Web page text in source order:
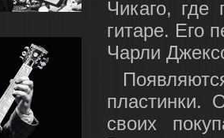
Чикаго,
гитаре. Его
Чарли
пластинки.
своих